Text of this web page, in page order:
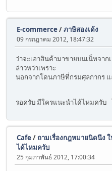
E-commerce/ภาษีสองเด้ง
09 กรกฎาคม 2012, 18:47:32
ว่าจะเอาสินค้ามาขายบนเน็ทจา
ล่าวหว่าเพราะ
นอกจากโดนภาษีที่กรมศุลกากร
รอครับ มีใครแนะนำได้ไหมครับ
Cafe/ ถามเรื่องกฎหมายนิดนึง
ได้ไหมครับ
25 กุมภาพันธ์ 2012, 17:00:34